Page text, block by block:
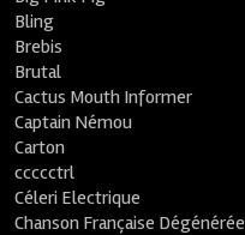
Bling
Brebis
Brutal
Cactus Mouth Informer
Captain Némou
Carton
ccccctrl
Céleri Electrique
Chanson Française Dégénérée